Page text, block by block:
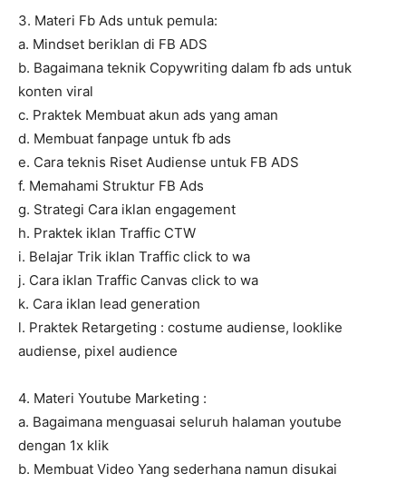
3. Materi Fb Ads untuk pemula:
a. Mindset beriklan di FB ADS
b. Bagaimana teknik Copywriting dalam fb ads untuk
konten viral
c. Praktek Membuat akun ads yang aman
d. Membuat fanpage untuk fb ads
e. Cara teknis Riset Audiense untuk FB ADS
f. Memahami Struktur FB Ads
g. Strategi Cara iklan engagement
h. Praktek iklan Traffic CTW
i. Belajar Trik iklan Traffic click to wa
j. Cara iklan Traffic Canvas click to wa
k. Cara iklan lead generation
l. Praktek Retargeting : costume audiense, looklike
audiense, pixel audience
4. Materi Youtube Marketing :
a. Bagaimana menguasai seluruh halaman youtube
dengan 1x klik
b. Membuat Video Yang sederhana namun disukai